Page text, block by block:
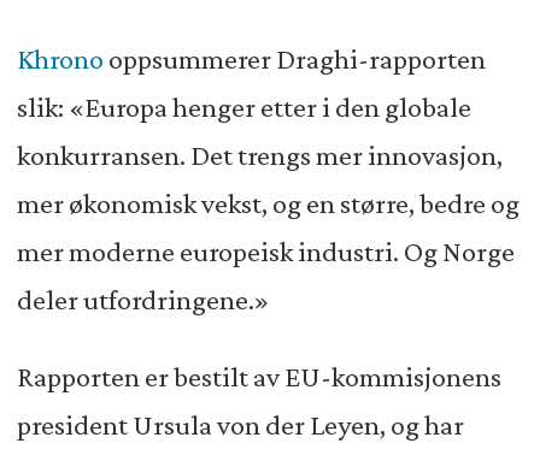
Khrono oppsummerer Draghi-rapporten
slik: «Europa henger etter i den globale
konkurransen. Det trengs mer innovasjon,
mer økonomisk vekst, og en større, bedre og
mer moderne europeisk industri. Og Norge
deler utfordringene.»
Rapporten er bestilt av EU-kommisjonens
president Ursula von der Leyen, og har